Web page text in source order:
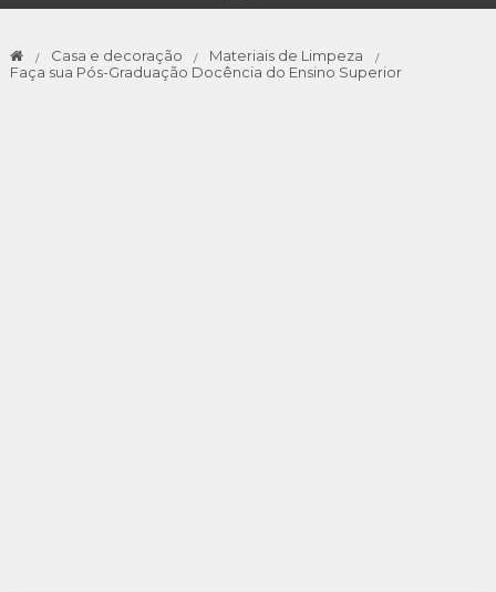
Casa e decoração
Materiais de Limpeza
Faça sua Pós-Graduação Docência do Ensino Superior